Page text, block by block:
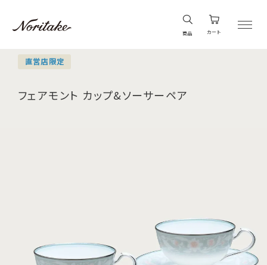
商品 カート
直営店限定
フェアモント カップ&ソーサーペア